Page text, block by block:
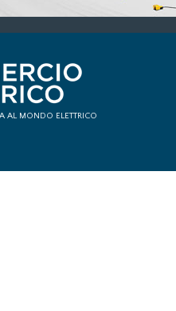
AL MONDO ELETTRICO